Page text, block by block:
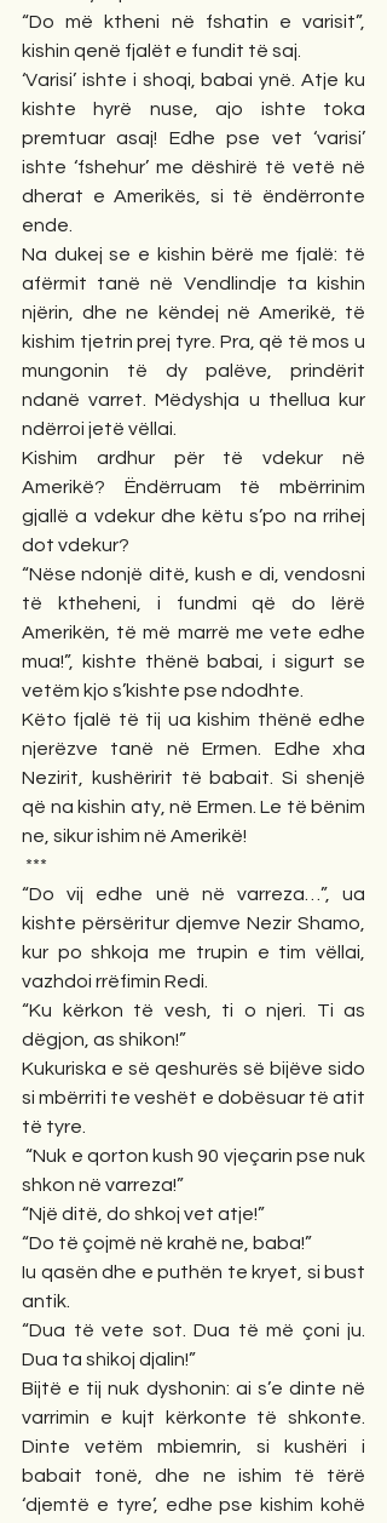
“Do më ktheni në fshatin e varisit”,
kishin qenë fjalët e fundit të saj.
‘Varisi’ ishte i shoqi, babai ynë. Atje ku
kishte hyrë nuse, ajo ishte toka
premtuar asaj! Edhe pse vet ‘varisi’
ishte ‘fshehur’ me dëshirë të vetë në
dherat e Amerikës, si të ëndërronte
ende.
Na dukej se e kishin bërë me fjalë: të
afërmit tanë në Vendlindje ta kishin
njërin, dhe ne këndej në Amerikë, të
kishim tjetrin prej tyre. Pra, që të mos u
mungonin të dy palëve, prindërit
ndanë varret. Mëdyshja u thellua kur
ndërroi jetë vëllai.
Kishim ardhur për të vdekur në
Amerikë? Ëndërruam të mbërrinim
gjallë a vdekur dhe këtu s’po na rrihej
dot vdekur?
“Nëse ndonjë ditë, kush e di, vendosni
të ktheheni, i fundmi që do lërë
Amerikën, të më marrë me vete edhe
mua!”, kishte thënë babai, i sigurt se
vetëm kjo s’kishte pse ndodhte.
Këto fjalë të tij ua kishim thënë edhe
njerëzve tanë në Ermen. Edhe xha
Nezirit, kushëririt të babait. Si shenjë
që na kishin aty, në Ermen. Le të bënim
ne, sikur ishim në Amerikë!
***
“Do vij edhe unë në varreza…”, ua
kishte përsëritur djemve Nezir Shamo,
kur po shkoja me trupin e tim vëllai,
vazhdoi rrëfimin Redi.
“Ku kërkon të vesh, ti o njeri. Ti as
dëgjon, as shikon!”
Kukuriska e së qeshurës së bijëve sido
si mbërriti te veshët e dobësuar të atit
të tyre.
“Nuk e qorton kush 90 vjeçarin pse nuk
shkon në varreza!”
“Një ditë, do shkoj vet atje!”
“Do të çojmë në krahë ne, baba!”
Iu qasën dhe e puthën te kryet, si bust
antik.
“Dua të vete sot. Dua të më çoni ju.
Dua ta shikoj djalin!”
Bijtë e tij nuk dyshonin: ai s’e dinte në
varrimin e kujt kërkonte të shkonte.
Dinte vetëm mbiemrin, si kushëri i
babait tonë, dhe ne ishim të tërë
‘djemtë e tyre’, edhe pse kishim kohë